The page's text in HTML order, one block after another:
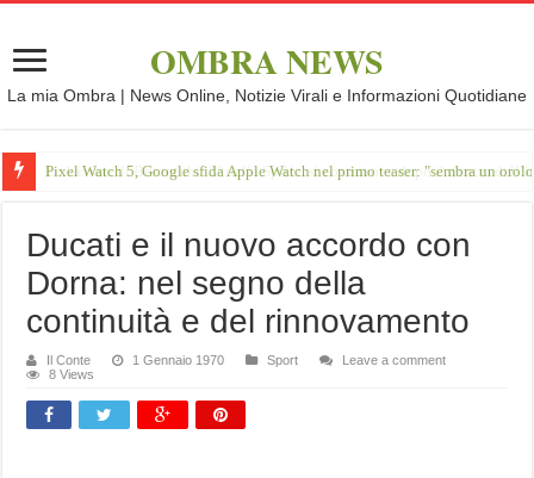
OMBRA NEWS
La mia Ombra | News Online, Notizie Virali e Informazioni Quotidiane
Pixel Watch 5, Google sfida Apple Watch nel primo teaser: "sembra un
Ducati e il nuovo accordo con
Dorna: nel segno della
continuità e del rinnovamento
Il Conte 1 Gennaio 1970 Sport
Leave a comment
8 Views